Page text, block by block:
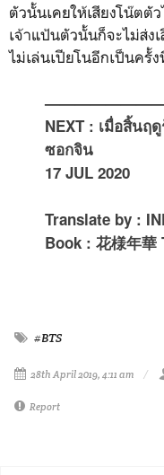
ตัวนั้นเคยให้เสียงโน๊ตตั
เจ้าแป้นตัวนั้นก็จะไม่ส่ง
ไม่เล่นเปียโนอีกเป็นครั้ง
NEXT : เมื่อสิ้นฤ
ซอกจิน
17 JUL 2020
Translate by :
Book : 花様年華
#BTS
28th April 2019, 4:11 am
Report